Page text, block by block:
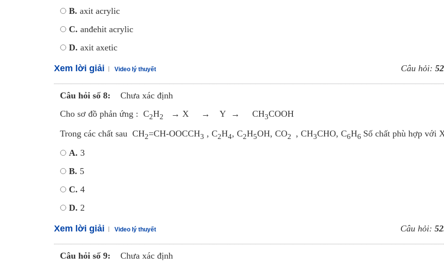
B. axit acrylic
C. anđehit acrylic
D. axit axetic
Xem lời giải Video lý thuyết Câu hỏi:
Câu hỏi số 8:
Chưa xác định
Cho sơ đồ phản ứng : C2H2 → X → Y → CH3COOH
Trong các chất sau CH2=CH-OOCCH3 , C2H4, C2H5OH, CO2 , CH3CHO, C6H6 Số chất phù hợp với
A. 3
B. 5
C. 4
D. 2
Xem lời giải Video lý thuyết Câu hỏi:
Câu hỏi số 9: Chưa xác định